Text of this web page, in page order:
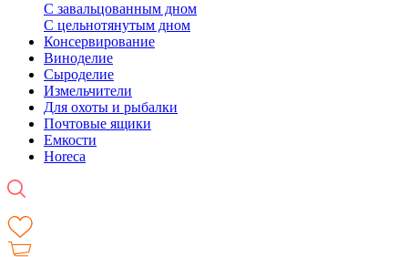
С завальцованным дном
С цельнотянутым дном
Консервирование
Виноделие
Сыроделие
Измельчители
Для охоты и рыбалки
Почтовые ящики
Емкости
Horeca